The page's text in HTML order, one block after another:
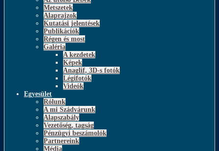
Metszetek
Alaprajzok
Kutatási jelentések
Publikációk
Régen és most
Galéria
A kezdetek
Képek
Anaglif, 3D-s fotók
Légifotók
Videók
Egyesület
Rólunk
A mi Szádvárunk
Alapszabály
Vezetőség, tagság
Pénzügyi beszámolók
Partnereink
Média